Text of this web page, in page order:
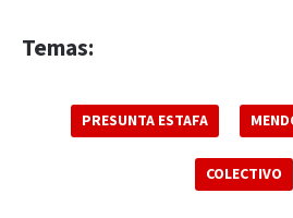
Temas:
PRESUNTA ESTAFA
COLECTIVO